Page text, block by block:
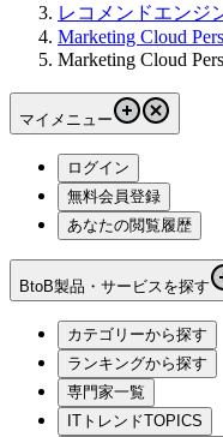
レコメンドエンジ
Marketing Cloud
Marketing Cloud
マイメニュー
ログイン
無料会員登録
あなたの閲覧履歴
BtoB製品・サービスを探す
カテゴリーから探す
ランキングから探す
専門家一覧
ITトレンドTOPICS